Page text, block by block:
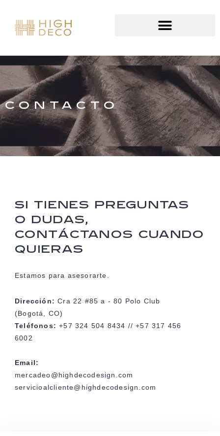
CONTACTO
SI TIENES PREGUNTAS
O DUDAS,
CONTÁCTANOS CUANDO
QUIERAS
Estamos para asesorarte.
Dirección: Cra 22 #85 a - 80 Polo Club
(Bogotá, CO)
Teléfonos: +57 324 504 8434 // +57 317 456
6002
Email:
mercadeo@highdecodesign.com
servicioalcliente@highdecodesign.com